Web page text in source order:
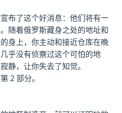
布了这个好消息：他们将有一
随着俄罗斯藏身之处的地址和
身上，你主动和接近仓库在晚
乎没有侦察过这个可怕的地
静，让你失去了知觉。
2 部分。